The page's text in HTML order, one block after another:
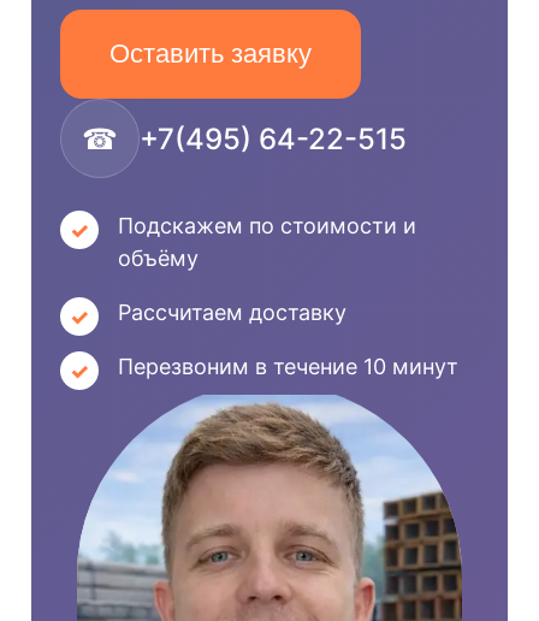
Оставить заявку
☎ +7(495) 64-22-515
Подскажем по стоимости и
объёму
Рассчитаем доставку
Перезвоним в течение 10 минут